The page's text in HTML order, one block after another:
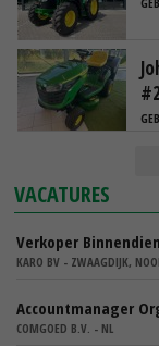
VACATURES
Verkoper
KARO BV - ZWAAGDIJK,
Accountmanager
COMGOED B.V. - NL